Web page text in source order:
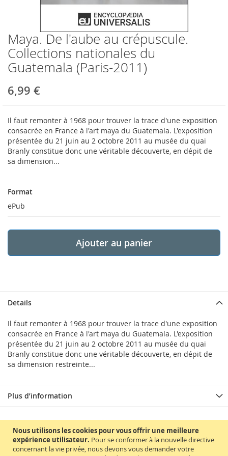
Nous utilisons les cookies pour vous offrir une meilleure
expérience utilisateur. Pour se conformer à la nouvelle directive
concernant la vie privée, nous devons vous demander votre
Skip
to
the
beginning
the
images
gallery
Maya. De l'aube au crépuscule.
Collections nationales du
Guatemala (Paris-2011)
6,99 €
Il faut remonter à 1968 pour trouver la trace d'une exposition
consacrée en France à l'art maya du Guatemala. L'exposition
présentée du 21 juin au 2 octobre 2011 au musée du quai
Branly constitue donc une véritable découverte, en dépit de
sa dimension...
Format
ePub
Ajouter au panier
Details
Il faut remonter à 1968 pour trouver la trace d'une exposition
consacrée en France à l'art maya du Guatemala. L'exposition
présentée du 21 juin au 2 octobre 2011 au musée du quai
Branly constitue donc une véritable découverte, en dépit de
sa dimension restreinte...
Plus d’information